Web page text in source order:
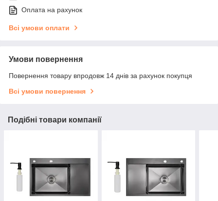
Оплата на рахунок
Всі умови оплати
Умови повернення
Повернення товару впродовж 14 днів за рахунок покупця
Всі умови повернення
Подібні товари компанії